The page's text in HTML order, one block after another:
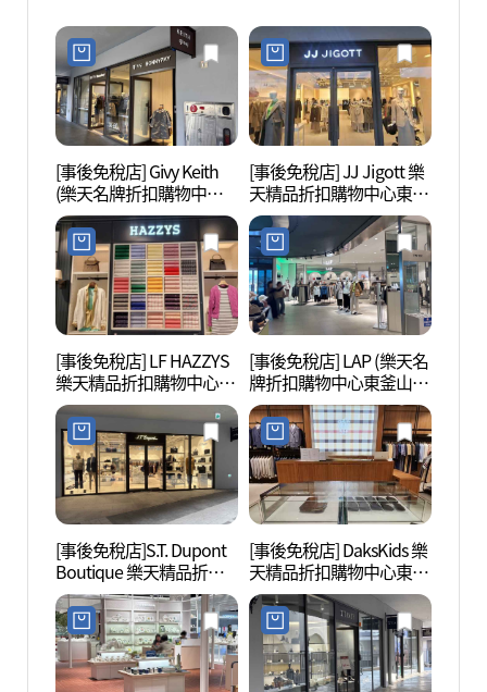
[事後免稅店] Givy Keith
(樂天名牌折扣購物中心
東釜山店)(기비키이스 롯
데프리미엄아울렛 동부
산점)
[事後免稅店] JJ Jigott 樂
天精品折扣購物中心東釜
山店(JJ지고트 롯데프리
미엄아울렛 동부산점)
[事後免稅店] LF HAZZYS
樂天精品折扣購物中心東
釜山店(헤지스 롯데프리
미엄아울렛 동부산점)
[事後免稅店] LAP (樂天名
牌折扣購物中心東釜山
店)(LAP 롯데프리미엄아
울렛 동부산점)
[事後免稅店]S.T. Dupont
Boutique 樂天精品折扣
購物中心東釜山店(듀퐁
부틱 롯데프리미엄아울
렛 동부산점)
[事後免稅店] DaksKids 樂
天精品折扣購物中心東釜
山店(닥스키즈 롯데프리
미엄아울렛 동부산점)